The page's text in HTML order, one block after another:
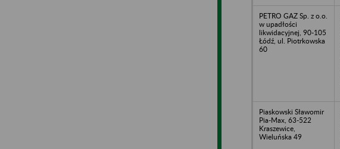
PETRO GAZ Sp. z o.o.
w upadłości
likwidacyjnej, 90-105
Łódź, ul. Piotrkowska
60
Piaskowski Sławomir
Pia-Max, 63-522
Kraszewice,
Wieluńska 49